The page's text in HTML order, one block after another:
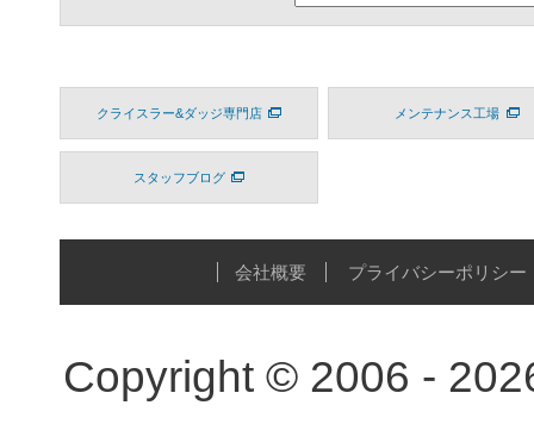
クライスラー&ダッジ専門店 メンテナンス工場
スタッフブログ
会社概要 プライバシーポリシー
Copyright © 2006 -